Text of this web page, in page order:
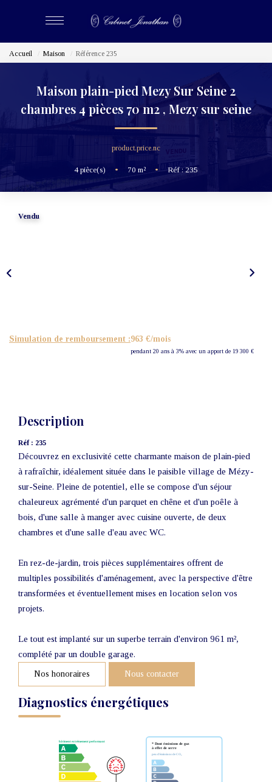
ACHETER
LOUER
ESTIMER
BIENS VENDUS
Accueil Maison Référence 235
Maison plain-pied Mezy Sur Seine 2
chambres 4 pièces 70 m2 , Mezy sur seine
product.price.nc
4pièce(s) • 70 m² • Réf : 235
Vendu
Simulation de remboursement :963 €/mois
pendant 20 ans à 3% avec un apport de 19 300 €
Description
Réf : 235
Découvrez en exclusivité cette charmante maison de plain-pied
à rafraîchir, idéalement située dans le paisible village de Mézy-
sur-Seine. Pleine de potentiel, elle se compose d'un séjour
chaleureux agrémenté d'un parquet en chêne et d'un poêle à
bois, d'une salle à manger avec cuisine ouverte, de deux
chambres et d'une salle d'eau avec WC.
En rez-de-jardin, trois pièces supplémentaires offrent de
multiples possibilités d'aménagement, avec la perspective d'être
transformées et éventuellement mises en location selon vos
projets.
Le tout est implanté sur un superbe terrain d'environ 961 m²,
complété par un double garage.
Nos honoraires Nous contacter
Diagnostics énergétiques